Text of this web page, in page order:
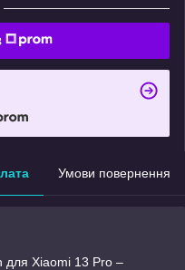
Умови повернення
для Xiaomi 13 Pro –